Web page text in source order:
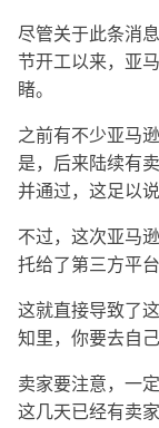
尽管关于此条消
节开工以来，亚
睹。
之前有不少亚马
是，后来陆续有
并通过，这足以
不过，这次亚马
托给了第三方平台
这就直接导致了
知里，你要去自
卖家要注意，一
这几天已经有卖